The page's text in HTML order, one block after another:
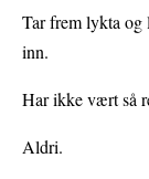
Tar frem lykta og
inn.
Har ikke vært så
Aldri.